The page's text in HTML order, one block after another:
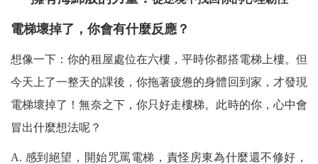
電梯壞掉了，你會有什麼反應？
想像一下：你的租屋處位在六樓，平時你都搭電梯上樓。但
今天上了一整天的課後，你拖著疲憊的身體回到家，才發現
電梯壞掉了！無奈之下，你只好走樓梯。此時的你，心中會
冒出什麼想法呢？
A. 感到絕望，開始咒罵電梯，責怪房東為什麼還不修好，